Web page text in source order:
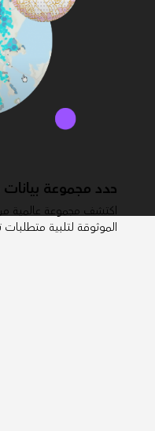
حدد مجموعة
اكتشف مجموعة عالمية
الموثوقة لتلبية